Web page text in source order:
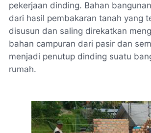
pekerjaan dinding. Bahan
dari hasil pembakaran tanah yang
disusun dan saling direkatkan
bahan campuran dari pasir dan
menjadi penutup dinding suatu
rumah.